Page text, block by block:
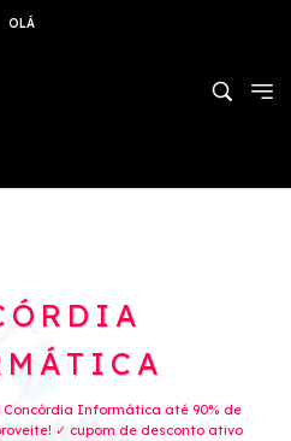
OLÁ
Concórdia Informática até 90% de
✓ cupom de desconto ativo